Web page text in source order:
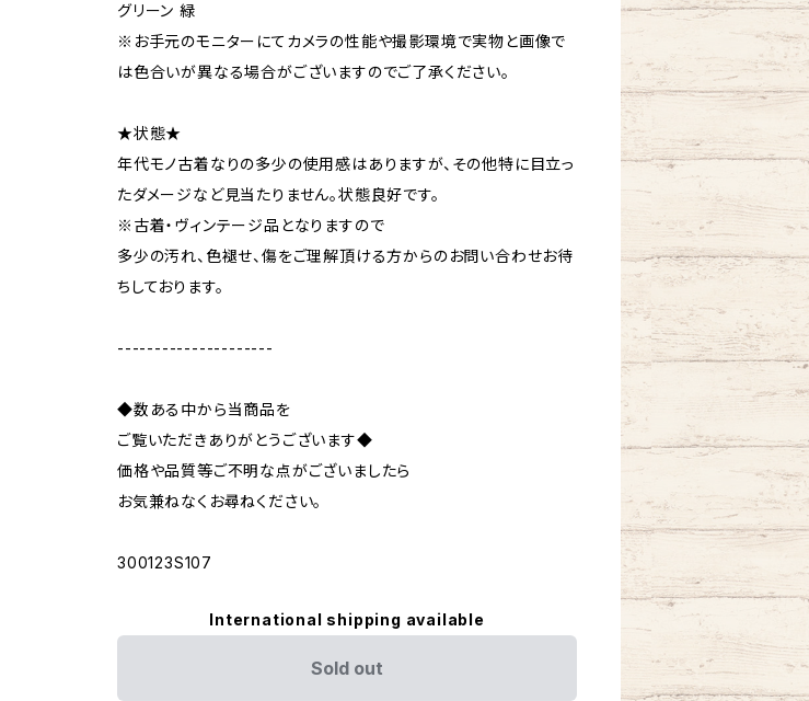
グリーン 緑
※お手元のモニターにてカメラの性能や撮影環境で実物と画像で
は色合いが異なる場合がございますのでご了承ください。
★状態★
年代モノ古着なりの多少の使用感はありますが、その他特に目立っ
たダメージなど見当たりません。状態良好です。
※古着・ヴィンテージ品となりますので
多少の汚れ、色褪せ、傷をご理解頂ける方からのお問い合わせお待
ちしております。
---------------------
◆数ある中から当商品を
ご覧いただきありがとうございます◆
価格や品質等ご不明な点がございましたら
お気兼ねなくお尋ねください。
300123S107
International shipping available
Sold out